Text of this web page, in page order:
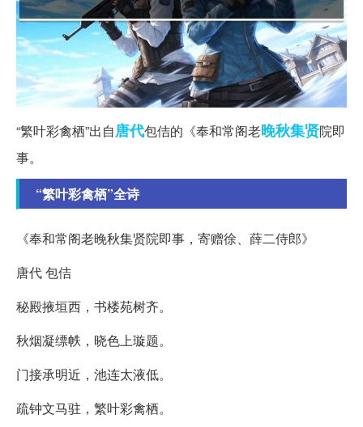
“繁叶彩禽栖”出自唐代包佶的《奉和常阁老晚秋集贤院即
事。
“繁叶彩禽栖”全诗
《奉和常阁老晚秋集贤院即事，寄赠徐、薛二侍郎》
唐代 包佶
秘殿掖垣西，书楼苑树齐。
秋烟凝缥帙，晓色上璇题。
门接承明近，池连太液低。
疏钟文马驻，繁叶彩禽栖。